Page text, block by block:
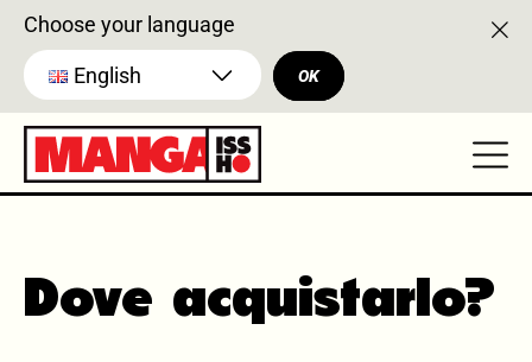
Choose your language
English OK
Dove acquistarlo?